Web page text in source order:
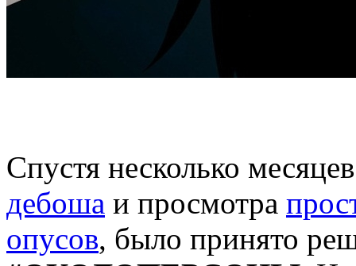
Спустя несколько
дебоша и просмотра
опусов, было принято